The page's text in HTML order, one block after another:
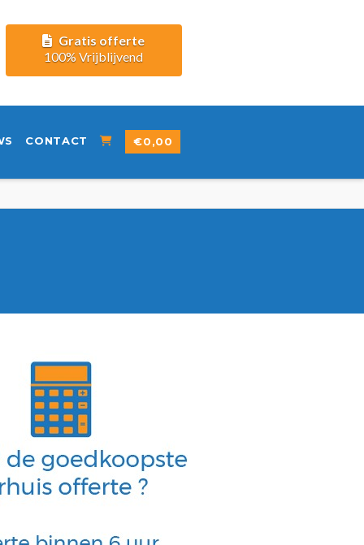
Gratis offerte
100% Vrijblijvend
CONTACT €0,00